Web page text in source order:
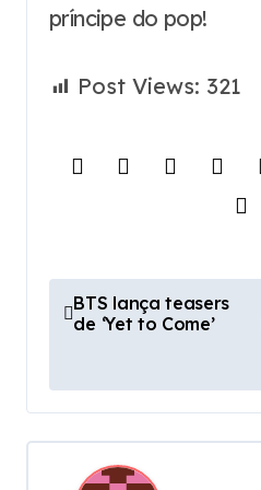
príncipe do pop!
Post Views: 321
o
t
n
BTS lança teasers
de ‘Yet to Come’